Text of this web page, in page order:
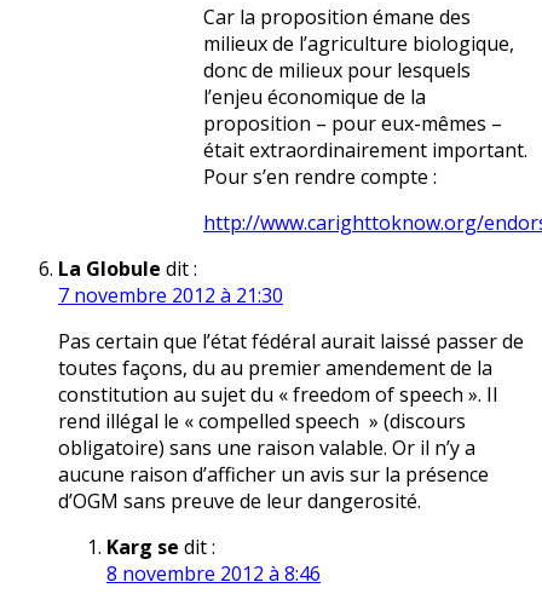
Car la proposition émane des
milieux de l’agriculture biologique,
donc de milieux pour lesquels
l’enjeu économique de la
proposition – pour eux-mêmes –
était extraordinairement important.
Pour s’en rendre compte :
http://www.carighttoknow.org/
La Globule dit :
7 novembre 2012 à 21:30
Pas certain que l’état fédéral aurait laissé passer de
toutes façons, du au premier amendement de la
constitution au sujet du « freedom of speech ». Il
rend illégal le « compelled speech » (discours
obligatoire) sans une raison valable. Or il n’y a
aucune raison d’afficher un avis sur la présence
d’OGM sans preuve de leur dangerosité.
Karg se dit :
8 novembre 2012 à 8:46